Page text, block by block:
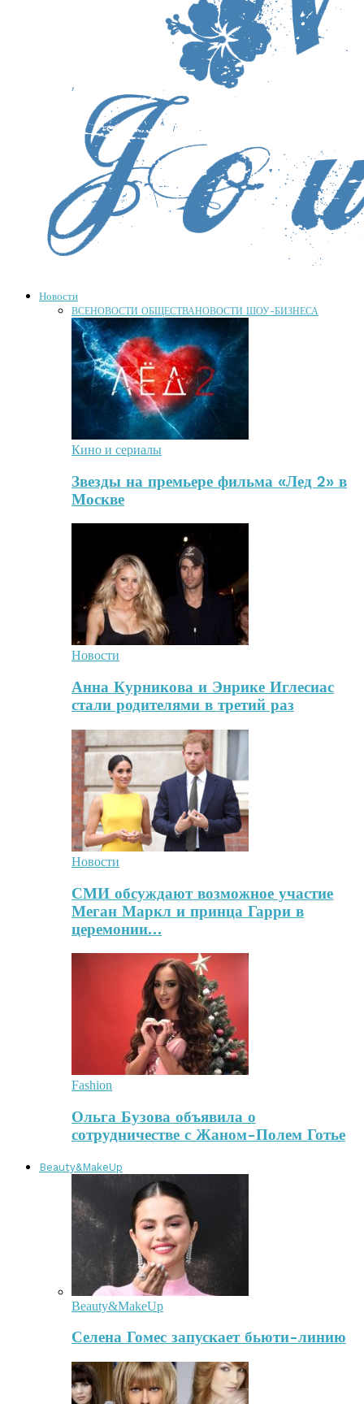
Новости
ВСЕНОВОСТИ ОБЩЕСТВАНОВОСТИ ШОУ-БИЗНЕСА
Кино и сериалы
Звезды на премьере фильма «Лед 2» в
Москве
Новости
Анна Курникова и Энрике Иглесиас
стали родителями в третий раз
Новости
СМИ обсуждают возможное участие
Меган Маркл и принца Гарри в
церемонии…
Fashion
Ольга Бузова объявила о
сотрудничестве с Жаном-Полем Готье
Beauty&MakeUp
Beauty&MakeUp
Селена Гомес запускает бьюти-линию